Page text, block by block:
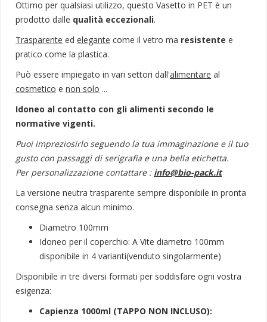
Ottimo per qualsiasi utilizzo, questo Vasetto in PET è un
prodotto dalle qualità eccezionali.
Trasparente ed elegante come il vetro ma resistente e
pratico come la plastica.
Può essere impiegato in vari settori dall'alimentare al
cosmetico e non solo ...
Idoneo al contatto con gli alimenti secondo le
normative vigenti.
Puoi impreziosirlo seguendo la tua immaginazione e il tuo
gusto con passaggi di serigrafia e una bella etichetta.
Per personalizzazione contattare : info@bio-pack.it
La versione neutra trasparente sempre disponibile in pronta
consegna senza alcun minimo.
Diametro 100mm
Idoneo per il coperchio: A Vite diametro 100mm
disponibile in 4 varianti(venduto singolarmente)
Disponibile in tre diversi formati per soddisfare ogni vostra
esigenza:
Capienza 1000ml (TAPPO NON INCLUSO):